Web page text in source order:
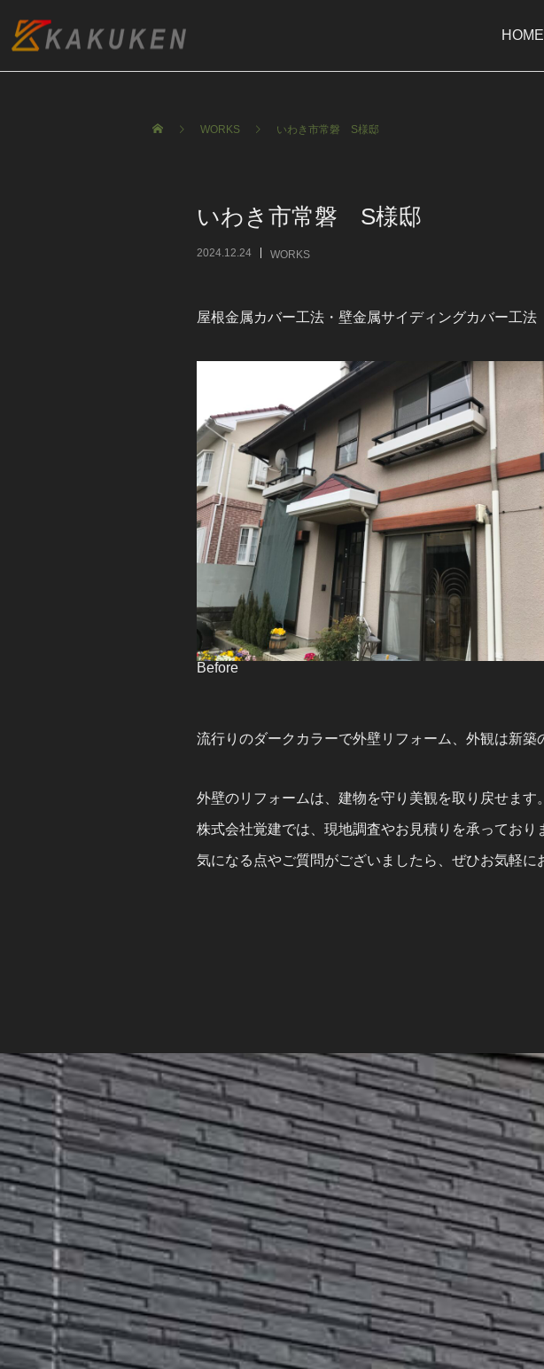
HOME
WORKS いわき市常磐 S様邸
いわき市常磐 S様邸
2024.12.24 WORKS
屋根金属カバー工法・壁金属サイディングカバー工法
Before
流行りのダークカラーで外壁リフォーム、外観は新築
外壁のリフォームは、建物を守り美観を取り戻せます。
株式会社覚建では、現地調査やお見積りを承っており
気になる点やご質問がございましたら、ぜひお気軽に